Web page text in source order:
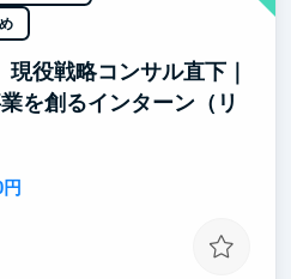
現役戦略コンサル直下｜
を創るインターン（リ